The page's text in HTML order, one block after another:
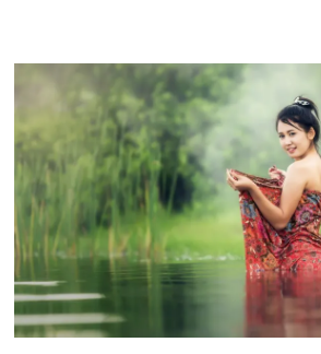
ЦЕНАХ
РАЗВЛЕЧЕНИЯХ